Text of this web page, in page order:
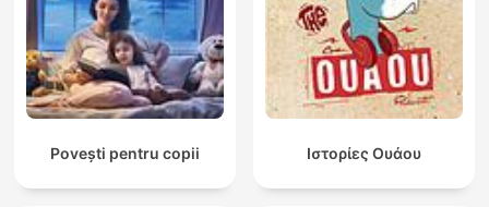
Povești pentru copii Ιστορίες Ουάου